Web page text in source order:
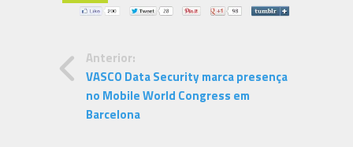
Anterior:
VASCO Data Security marca presença
no Mobile World Congress em
Barcelona